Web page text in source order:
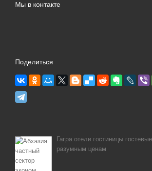
Мы в контакте
Поделиться
Гагра отели гостиницы
разумным ценам